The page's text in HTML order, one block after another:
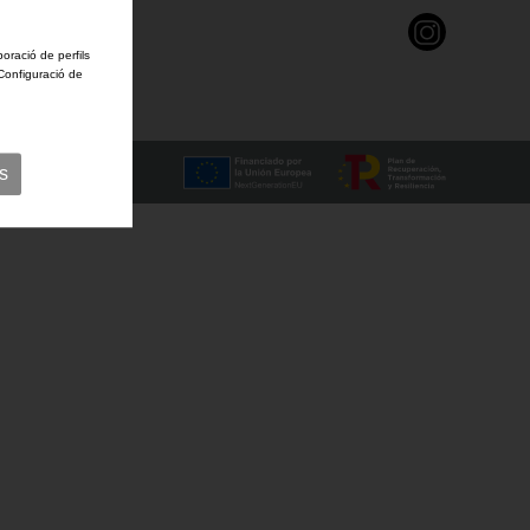
de perfils
de